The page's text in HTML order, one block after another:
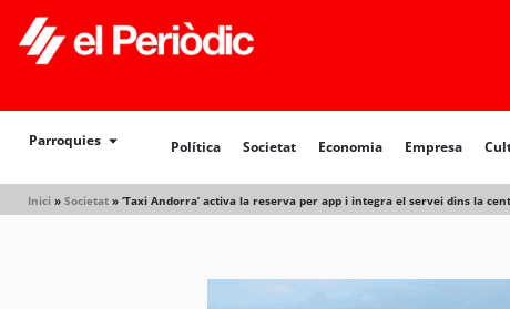
Parroquies Política Societat Economia Empresa
Inici » Societat » ‘Taxi Andorra’ activa la reserva per app i integra el servei dins la
Política Societat